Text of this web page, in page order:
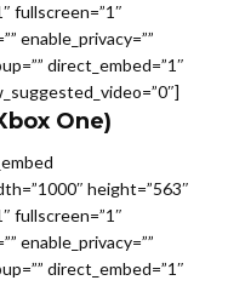
fullscreen=”1″
enable_privacy=””
direct_embed=”1″
One)
height=”563″
fullscreen=”1″
enable_privacy=””
direct_embed=”1″